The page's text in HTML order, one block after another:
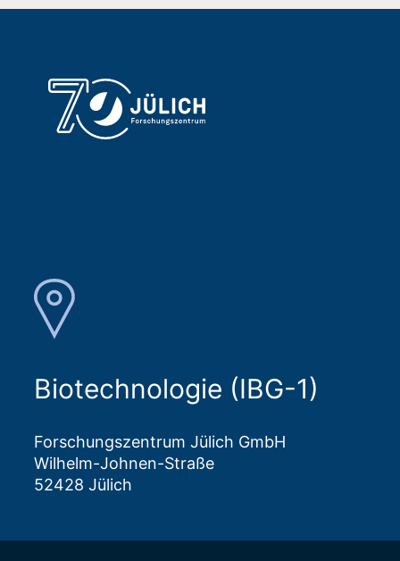
Biotechnologie (IBG-1)
Forschungszentrum Jülich GmbH
Wilhelm-Johnen-Straße
52428 Jülich